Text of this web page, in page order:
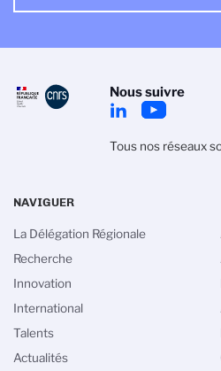
Nous suivre
Tous nos réseaux
NAVIGUER
La Délégation Régionale
Recherche
Innovation
International
Talents
Actualités